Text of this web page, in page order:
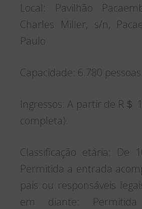
Local: Pavilhão
Charles Miller, s/n,
Paulo
Capacidade: 6.780 pessoas.
Ingressos: A partir de R＄
completa).
Classificação etária: De
Permitida a entrada
pais ou responsáveis
em diante: